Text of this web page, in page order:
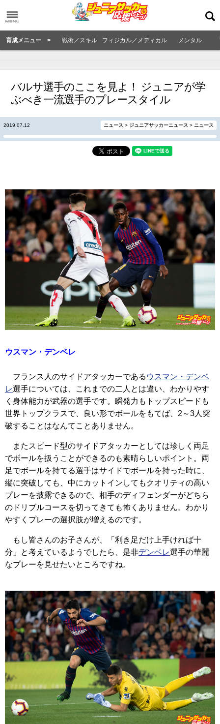
育成メニュー > 戦術／スキル フィジカル／メディカル メンタル
バルサ選手のここを見よ！ ジュニアが学
ぶべき一流選手のプレースタイル
2019.07.12 ニュース > ジュニアサッカーニュース > ニュース
ウスマン・デンベレ
フランス人のサイドアタッカーである ウスマン・デンベ
レ選手については、これまでの二人とは違い、わかりやす
く身体能力が武器の選手です。瞬発力もトップスピードも
世界トップクラスで、良い形でボールをもてば、2～3人突
破することはなんてことありません。
またスピード型のサイドアタッカーとしては珍しく両足
でボールを扱うことができるのも素晴らしいポイント。両
足でボールを持てる選手はサイドでボールを持った時に、
縦に突破しても、中にカットインしてもクオリティの高い
プレーを披露できるので、相手のディフェンダーがどちら
のドリブルコースを切ってきても怖くありません。わかり
やすくプレーの選択肢が増えるのです。
もし皆さんのお子さんが、「利き足だけ上手ければ十
分」と考えているようでしたら、是非デンベレ選手の華麗
なプレーを見せたいところですね。